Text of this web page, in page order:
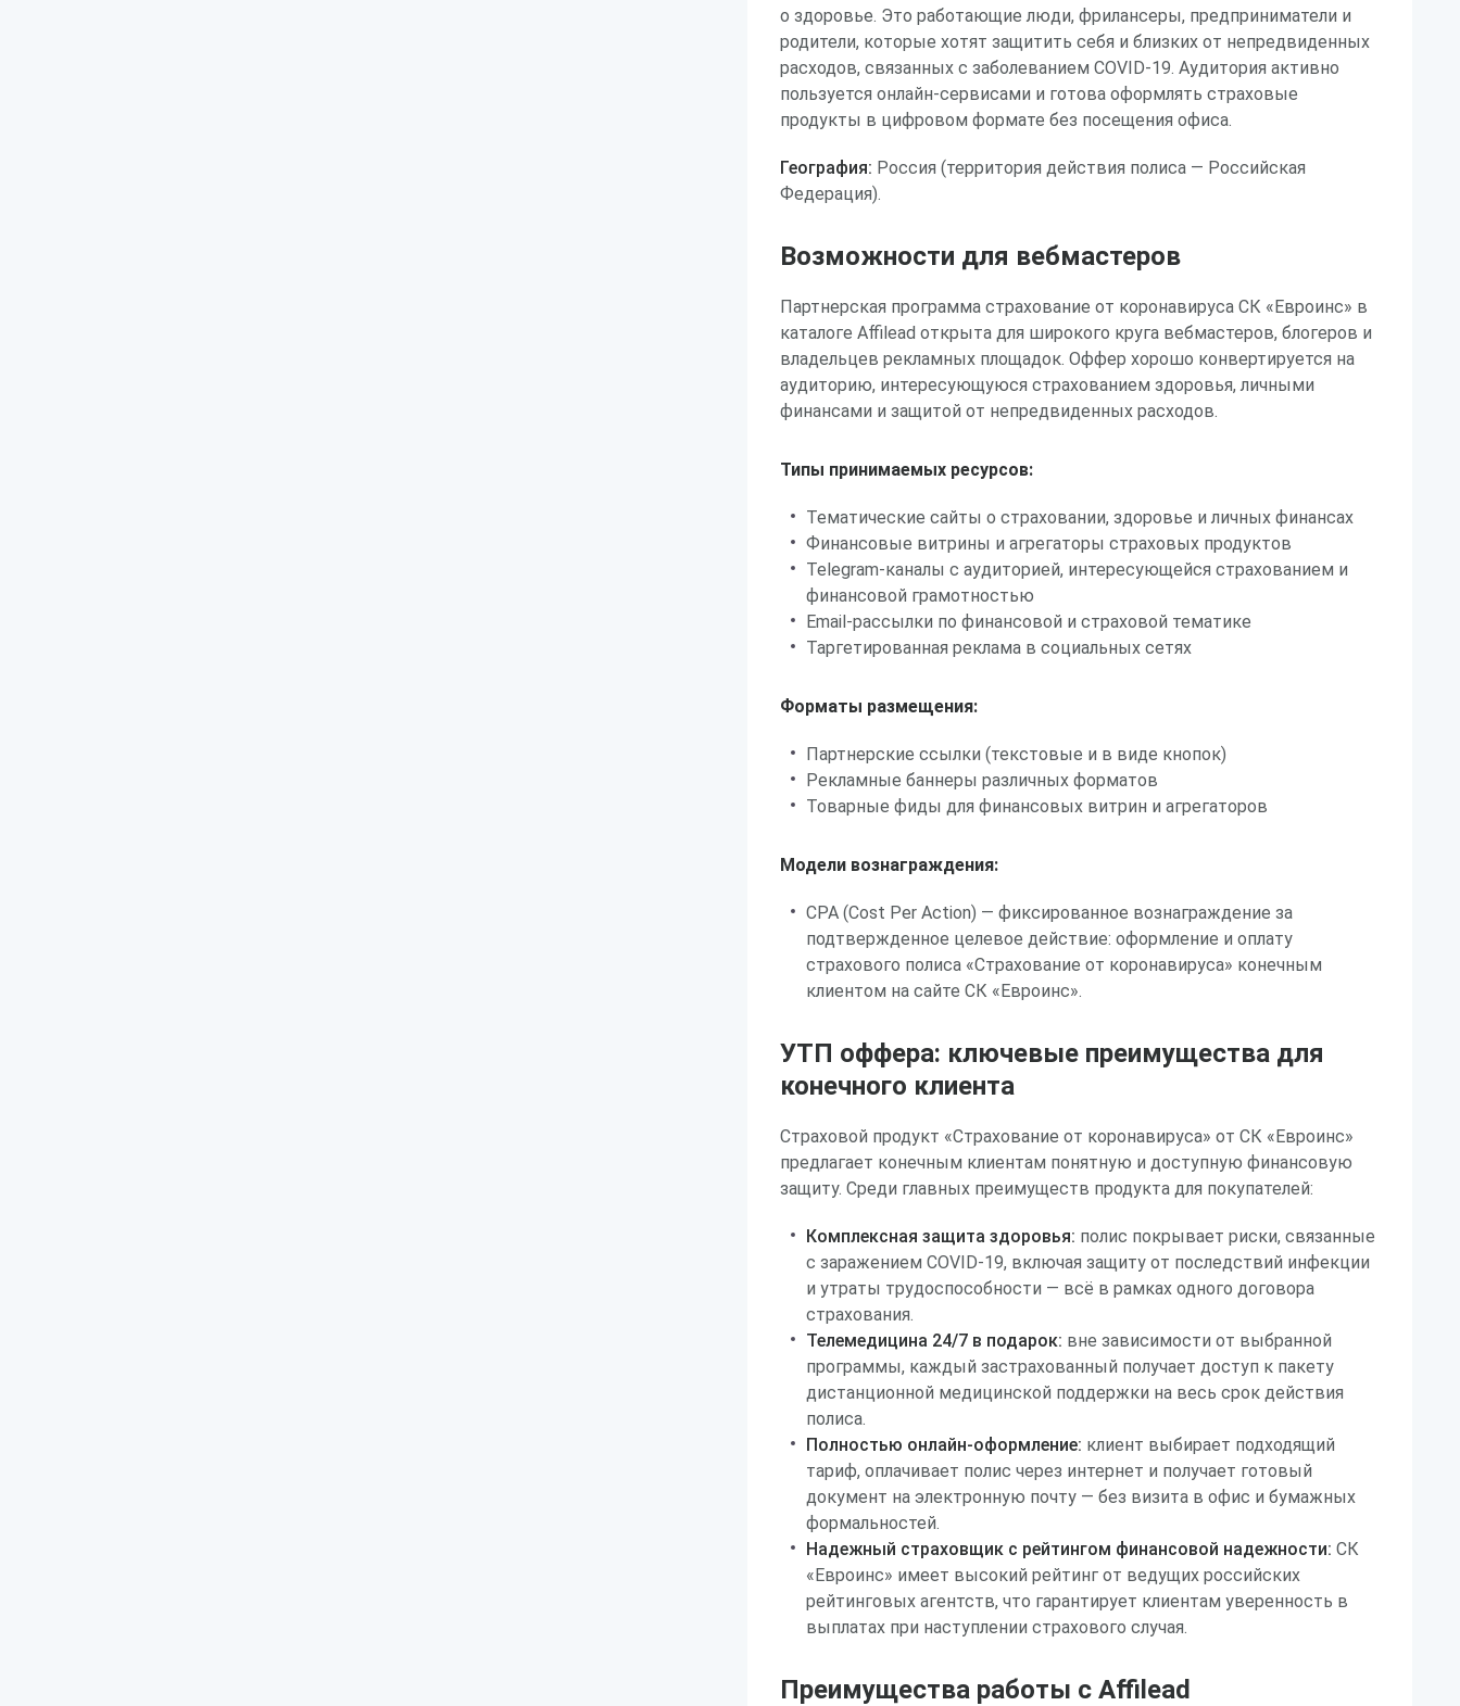
о здоровье. Это работающие люди, фрилансеры, предприниматели и
родители, которые хотят защитить себя и близких от непредвиденных
расходов, связанных с заболеванием COVID-19. Аудитория активно
пользуется онлайн-сервисами и готова оформлять страховые
продукты в цифровом формате без посещения офиса.
География: Россия (территория действия полиса — Российская
Федерация).
Возможности для вебмастеров
Партнерская программа страхование от коронавируса СК «Евроинс» в
каталоге Affilead открыта для широкого круга вебмастеров, блогеров и
владельцев рекламных площадок. Оффер хорошо конвертируется на
аудиторию, интересующуюся страхованием здоровья, личными
финансами и защитой от непредвиденных расходов.
Типы принимаемых ресурсов:
Тематические сайты о страховании, здоровье и личных финансах
Финансовые витрины и агрегаторы страховых продуктов
Telegram-каналы с аудиторией, интересующейся страхованием и
финансовой грамотностью
Email-рассылки по финансовой и страховой тематике
Таргетированная реклама в социальных сетях
Форматы размещения:
Партнерские ссылки (текстовые и в виде кнопок)
Рекламные баннеры различных форматов
Товарные фиды для финансовых витрин и агрегаторов
Модели вознаграждения:
CPA (Cost Per Action) — фиксированное вознаграждение за
подтвержденное целевое действие: оформление и оплату
страхового полиса «Страхование от коронавируса» конечным
клиентом на сайте СК «Евроинс».
УТП оффера: ключевые преимущества для
конечного клиента
Страховой продукт «Страхование от коронавируса» от СК «Евроинс»
предлагает конечным клиентам понятную и доступную финансовую
защиту. Среди главных преимуществ продукта для покупателей:
Комплексная защита здоровья: полис покрывает риски, связанные
с заражением COVID-19, включая защиту от последствий инфекции
и утраты трудоспособности — всё в рамках одного договора
страхования.
Телемедицина 24/7 в подарок: вне зависимости от выбранной
программы, каждый застрахованный получает доступ к пакету
дистанционной медицинской поддержки на весь срок действия
полиса.
Полностью онлайн-оформление: клиент выбирает подходящий
тариф, оплачивает полис через интернет и получает готовый
документ на электронную почту — без визита в офис и бумажных
формальностей.
Надежный страховщик с рейтингом финансовой надежности: СК
«Евроинс» имеет высокий рейтинг от ведущих российских
рейтинговых агентств, что гарантирует клиентам уверенность в
выплатах при наступлении страхового случая.
Преимущества работы с Affilead